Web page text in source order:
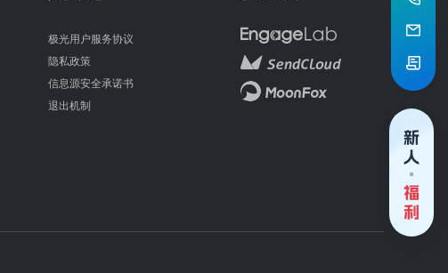
极光用户服务协议
隐私政策
信息源安全承诺书
退出机制